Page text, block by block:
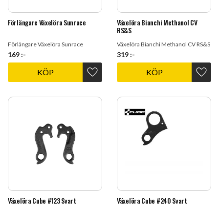
Förlängare Växelöra Sunrace
Förlängare Växelöra Sunrace
169 :-
Lägg till i favoriter
KÖP
Växelöra Bianchi Methanol CV
RS&S
Växelöra Bianchi Methanol CV RS&S
319 :-
KÖP
Växelöra Cube #123 Svart Växelöra Cube #240 Svart